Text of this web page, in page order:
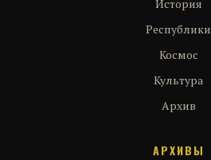
История
Республики
Космос
Культура
Архив
АРХИВЫ